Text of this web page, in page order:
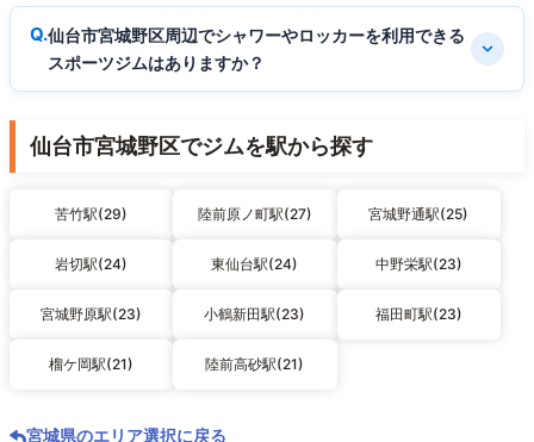
仙台市宮城野区周辺でシャワーやロッカーを利用できる
スポーツジムはありますか？
仙台市宮城野区でジムを駅から探す
苦竹駅(29) 陸前原ノ町駅(27) 宮城野通駅(25)
岩切駅(24) 東仙台駅(24) 中野栄駅(23)
宮城野原駅(23) 小鶴新田駅(23) 福田町駅(23)
榴ケ岡駅(21) 陸前高砂駅(21)
宮城県のエリア選択に戻る